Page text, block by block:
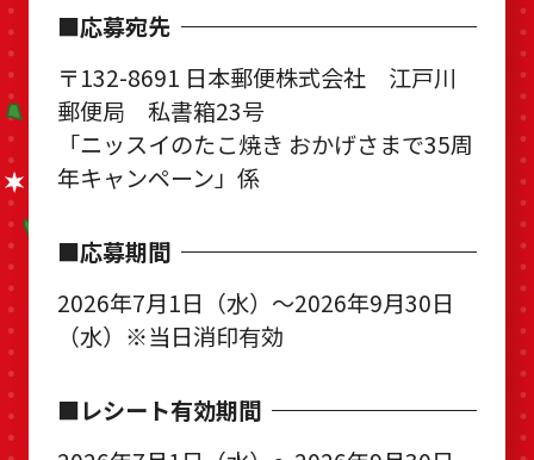
■応募宛先
〒132-8691 日本郵便株式会社 江戸川
郵便局 私書箱23号
「ニッスイのたこ焼き おかげさまで35周
年キャンペーン」係
■応募期間
2026年7月1日（水）～2026年9月30日
（水）※当日消印有効
■レシート有効期間